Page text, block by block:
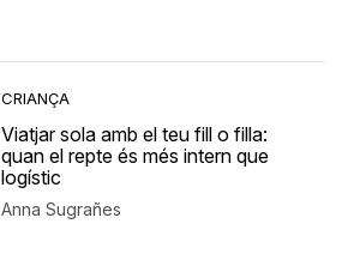
CRIANÇA
Viatjar sola amb el teu fill o filla:
quan el repte és més intern que
logístic
Anna Sugrañes